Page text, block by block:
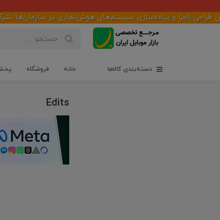
،اجرا و پیاده‌سازی سیستم‌های هوش‌تجاری در سازمان‌ها
دسته‌بندی کالاها خانه فروشگاه
Edits